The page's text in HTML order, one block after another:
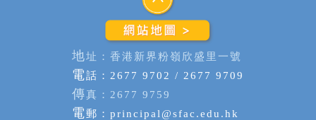
地址：香港新界粉嶺欣盛里一號
電話：2677 9702 / 2677 9709
傳真：2677 9759
電郵： principal@sfac.edu.hk